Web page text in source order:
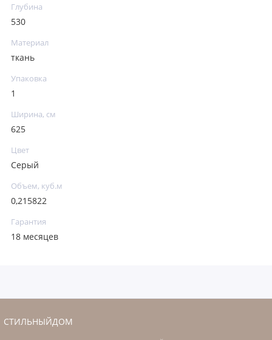
Глубина
530
Материал
ткань
Упаковка
1
Ширина, см
625
Цвет
Серый
Объем, куб.м
0,215822
Гарантия
18 месяцев
СТИЛЬНЫЙДОМ